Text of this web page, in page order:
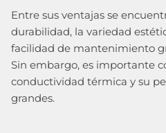
Entre sus ventajas se
durabilidad, la variedad
facilidad de mantenimiento
Sin embargo, es importante
conductividad térmica y su
grandes.